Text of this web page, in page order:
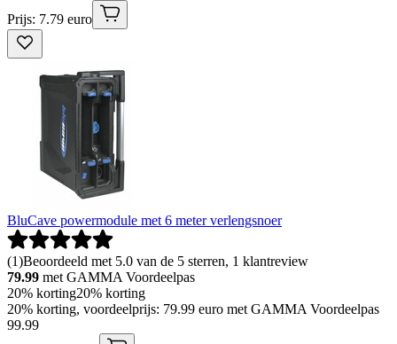
Prijs: 7.79 euro
BluCave powermodule met 6 meter verlengsnoer
(1)Beoordeeld met 5.0 van de 5 sterren, 1 klantreview
79.99 met GAMMA Voordeelpas
20% korting20% korting
20% korting, voordeelprijs: 79.99 euro met GAMMA Voordeelpas
99.99